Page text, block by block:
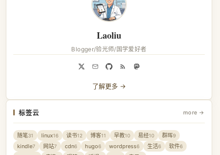
Laoliu
Blogger/验光师/国学爱好者
了解更多 →
标签云 more →
随笔31 linux16 读书12 博客11 早教10 易经10 群晖9
kindle7 网站7 cdn6 hugo6 wordpress6 生活6 软件6